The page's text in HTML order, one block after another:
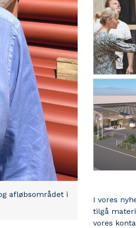
afløbsområdet i
I vores
tilgå
vores